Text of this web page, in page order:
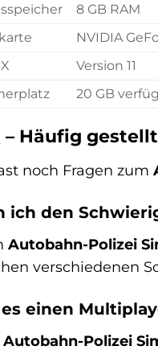
8 GB RAM
NVIDIA
Version 11
20 GB
– Häufig
noch Fragen zum
ich den
Autobahn-Polizei
verschiedenen
einen
Autobahn-Polizei